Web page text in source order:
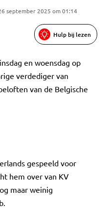
september 2025 om 01:14
Hulp bij lezen
en woensdag op
verdediger van
van de Belgische
gespeeld voor
hem over van KV
maar weinig